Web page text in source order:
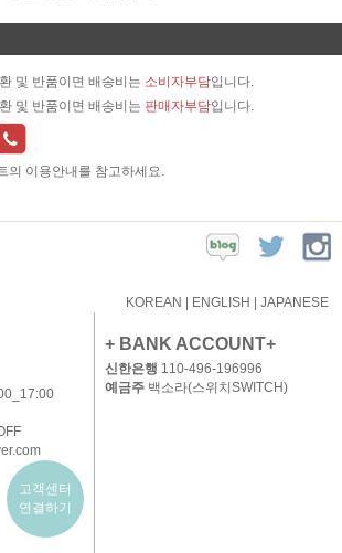
및 반품이면 배송비는 소비자부담입니다.
및 반품이면 배송비는 판매자부담입니다.
의 이용안내를 참고하세요.
KOREAN ENGLISH JAPANESE
고객센터
연결하기
+ BANK ACCOUNT+
신한은행 110-496-196996
예금주백소라(스위치SWITCH)